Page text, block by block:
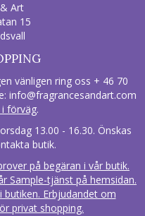
Art
15
vänligen ring oss + 46 70
info@fragrancesandart.com
förväg.
13.00 - 16.30. Önskas
butik.
på begäran i vår butik.
Sample-tjänst på hemsidan.
butiken. Erbjudandet om
privat shopping.